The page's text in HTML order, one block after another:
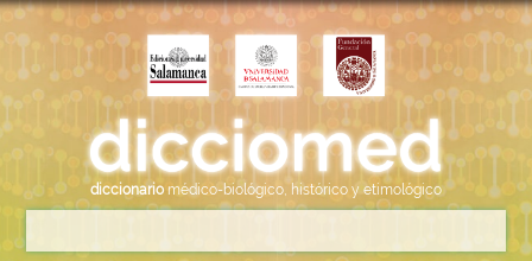
diccionario médico-biológico, histórico y etimológico